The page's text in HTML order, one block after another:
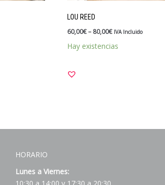
LOU REED
60,00€– 80,00€ IVA Incluido
Hay existencias
HORARIO
Lunes a Viernes: